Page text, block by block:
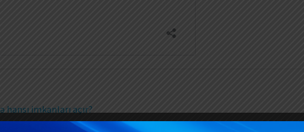
imkanları açır?
NEXT POST